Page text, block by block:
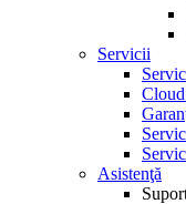
Servicii
Asistenţă